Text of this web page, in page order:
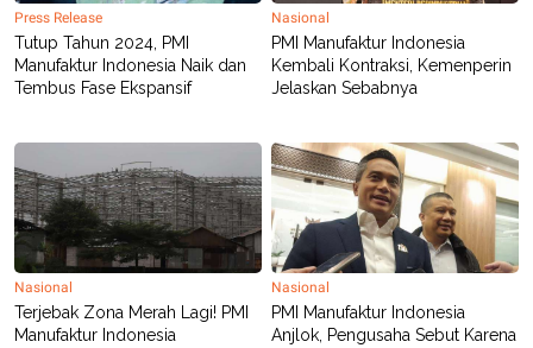
Press Release
Tutup Tahun 2024, PMI
Manufaktur Indonesia Naik dan
Tembus Fase Ekspansif
Nasional
PMI Manufaktur Indonesia
Kembali Kontraksi, Kemenperin
Jelaskan Sebabnya
Nasional
Terjebak Zona Merah Lagi! PMI
Manufaktur Indonesia
Nasional
PMI Manufaktur Indonesia
Anjlok, Pengusaha Sebut Karena